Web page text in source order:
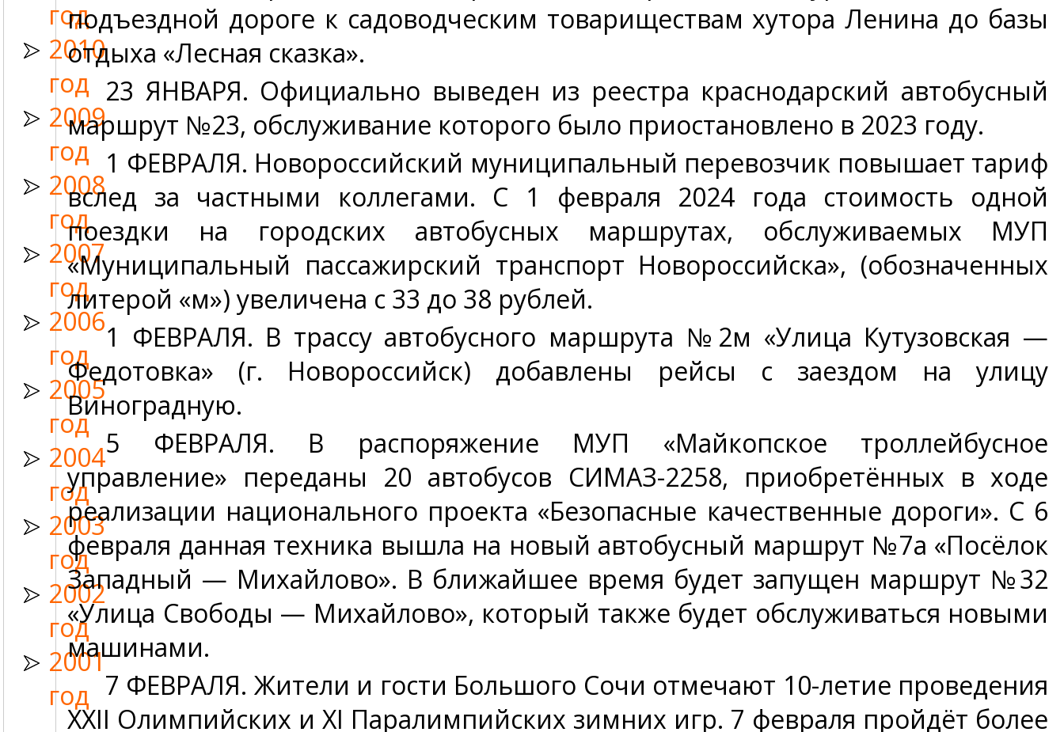
год
2010
год
2009
год
2008
год
2007
год
2006
год
2005
год
2004
год
2003
год
2002
год
2001
год
подъездной дороге к садоводческим товариществам хутора Ленина до базы
отдыха «Лесная сказка».
23 ЯНВАРЯ. Официально выведен из реестра краснодарский автобусный
маршрут №23, обслуживание которого было приостановлено в 2023 году.
1 ФЕВРАЛЯ. Новороссийский муниципальный перевозчик повышает тариф
вслед за частными коллегами. С 1 февраля 2024 года стоимость одной
поездки на городских автобусных маршрутах, обслуживаемых МУП
«Муниципальный пассажирский транспорт Новороссийска», (обозначенных
литерой «м») увеличена с 33 до 38 рублей.
1 ФЕВРАЛЯ. В трассу автобусного маршрута №2м «Улица Кутузовская —
Федотовка» (г. Новороссийск) добавлены рейсы с заездом на улицу
Виноградную.
5 ФЕВРАЛЯ. В распоряжение МУП «Майкопское троллейбусное
управление» переданы 20 автобусов СИМАЗ-2258, приобретённых в ходе
реализации национального проекта «Безопасные качественные дороги». С 6
февраля данная техника вышла на новый автобусный маршрут №7а «Посёлок
Западный — Михайлово». В ближайшее время будет запущен маршрут №32
«Улица Свободы — Михайлово», который также будет обслуживаться новыми
машинами.
7 ФЕВРАЛЯ. Жители и гости Большого Сочи отмечают 10-летие проведения
XXII Олимпийских и XI Паралимпийских зимних игр. 7 февраля пройдёт более